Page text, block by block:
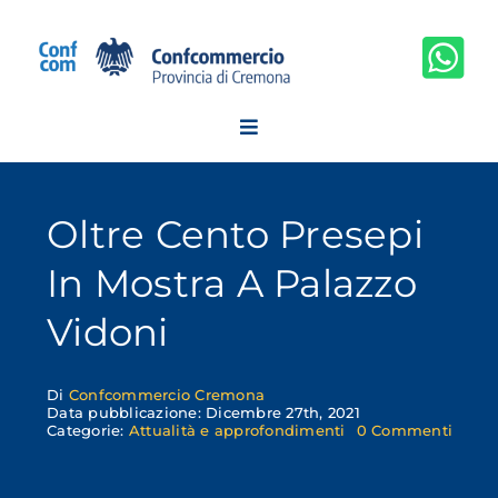
contenuto
Oltre Cento Presepi
In Mostra A Palazzo
Vidoni
Di Confcommercio Cremona
Data pubblicazione: Dicembre 27th, 2021
Categorie: Attualità e approfondimenti 0 Commenti